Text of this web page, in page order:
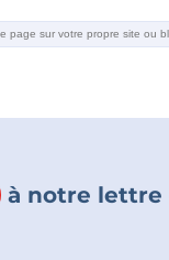
à notre lettre